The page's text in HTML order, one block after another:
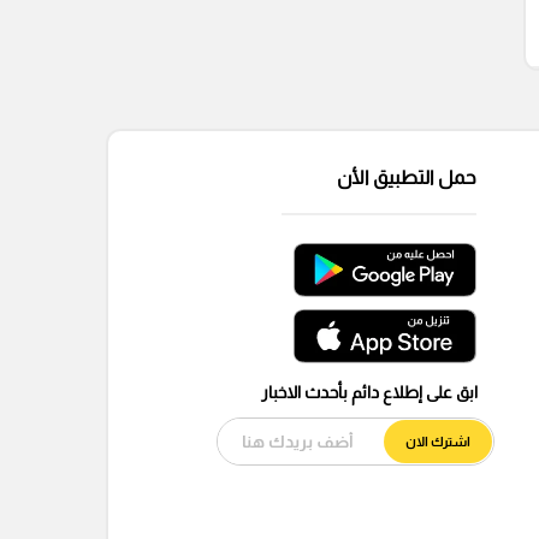
حمل التطبيق الأن
ابق على إطلاع دائم بأحدث الاخبار
اشترك الان